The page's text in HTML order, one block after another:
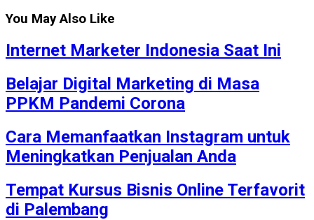
You May Also Like
Internet Marketer Indonesia Saat Ini
Belajar Digital Marketing di Masa
PPKM Pandemi Corona
Cara Memanfaatkan Instagram untuk
Meningkatkan Penjualan Anda
Tempat Kursus Bisnis Online Terfavorit
di Palembang